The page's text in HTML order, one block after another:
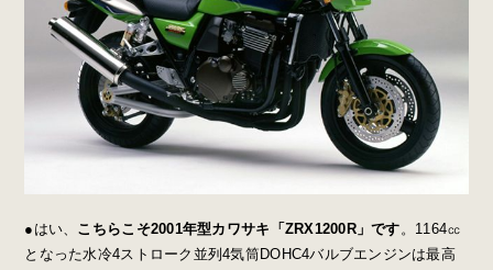
●はい、 こちらこそ2001年型カワサキ「ZRX1200R」です。1164㏄
となった水冷4ストローク並列4気筒DOHC4バルブエンジンは最高